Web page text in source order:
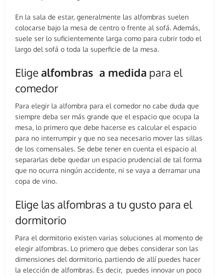
En la sala de estar, generalmente las alfombras suelen
colocarse bajo la mesa de centro o frente al sofá. Además,
suele ser lo suficientemente larga como para cubrir todo el
largo del sofá o toda la superficie de la mesa.
Elige alfombras a medida para el
comedor
Para elegir la alfombra para el comedor no cabe duda que
siempre deba ser más grande que el espacio que ocupa la
mesa, lo primero que debe hacerse es calcular el espacio
para no interrumpir y que no sea necesario mover las sillas
de los comensales. Se debe tener en cuenta el espacio al
separarlas debe quedar un espacio prudencial de tal forma
que no ocurra ningún accidente, ni se vaya a derramar una
copa de vino.
Elige las alfombras a tu gusto para el
dormitorio
Para el dormitorio existen varias soluciones al momento de
elegir alfombras. Lo primero que debes considerar son las
dimensiones del dormitorio, partiendo de allí puedes hacer
la elección de alfombras. Es decir, puedes innovar un poco